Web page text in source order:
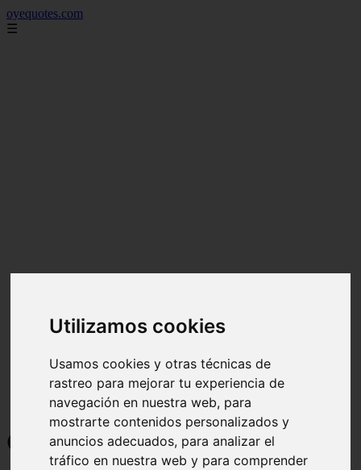
Utilizamos cookies
Usamos cookies y otras técnicas de
rastreo para mejorar tu experiencia de
navegación en nuestra web, para
mostrarte contenidos personalizados y
anuncios adecuados, para analizar el
tráfico en nuestra web y para comprender
oyequotes.com
☰
Curiosidades y Sabias que